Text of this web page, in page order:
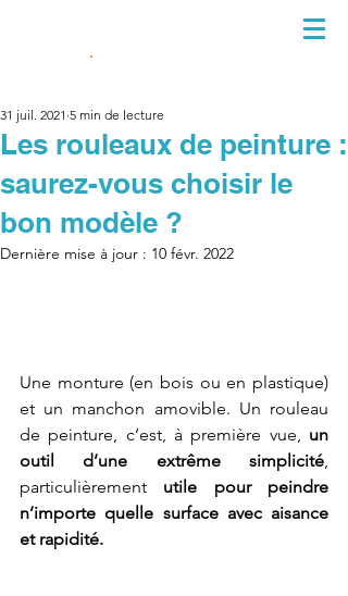
Les rouleaux de peinture :
saurez-vous choisir le
bon modèle ?
31 juil. 2021 5 min de lecture
Dernière mise à jour : 10 févr. 2022
Une monture (en bois ou en plastique)
et un manchon amovible. Un rouleau
de peinture, c’est, à première vue, un
outil d’une extrême simplicité,
particulièrement utile pour peindre
n’importe quelle surface avec aisance
et rapidité.